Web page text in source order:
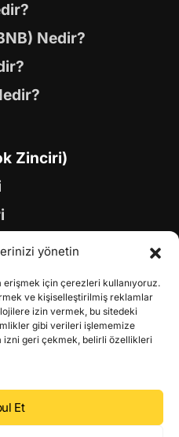
yönetin
için çerezleri kullanıyoruz.
ve kişiselleştirilmiş reklamlar
izin vermek, bu sitedeki
gibi verileri işlememize
izni geri çekmek, belirli özellikleri
Et
Nedir?
Zinciri)
Coinleri